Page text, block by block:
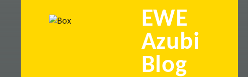
EWE
Azubi
Blog